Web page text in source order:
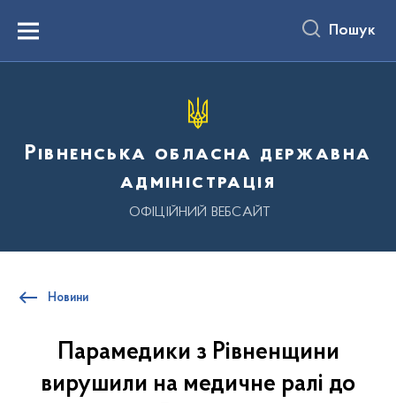
вмістуMenu Пошук
Рівненська обласна державна
адміністрація
ОФІЦІЙНИЙ ВЕБСАЙТ
Новини
Парамедики з Рівненщини
вирушили на медичне ралі до